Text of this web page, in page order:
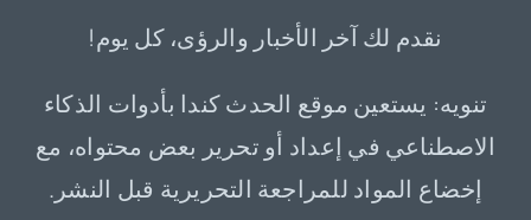
نقدم لك آخر الأخبار والرؤى، كل يوم!
تنويه: يستعين موقع الحدث كندا بأدوات الذكاء
الاصطناعي في إعداد أو تحرير بعض محتواه، مع
إخضاع المواد للمراجعة التحريرية قبل النشر.